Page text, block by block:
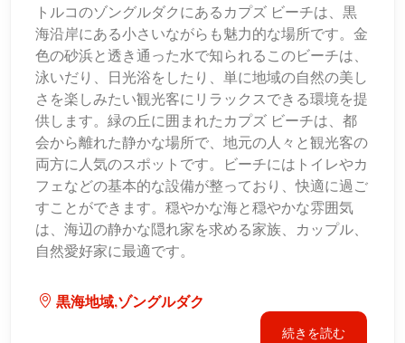
トルコのゾングルダクにあるカプズ ビーチは、黒
海沿岸にある小さいながらも魅力的な場所です。金
色の砂浜と透き通った水で知られるこのビーチは、
泳いだり、日光浴をしたり、単に地域の自然の美し
さを楽しみたい観光客にリラックスできる環境を提
供します。緑の丘に囲まれたカプズ ビーチは、都
会から離れた静かな場所で、地元の人々と観光客の
両方に人気のスポットです。ビーチにはトイレやカ
フェなどの基本的な設備が整っており、快適に過ご
すことができます。穏やかな海と穏やかな雰囲気
は、海辺の静かな隠れ家を求める家族、カップル、
自然愛好家に最適です。
黒海地域,ゾングルダク
続きを読む